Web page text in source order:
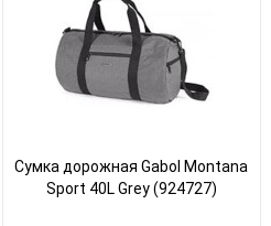
Сумка дорожная Gabol Montana
Sport 40L Grey (924727)